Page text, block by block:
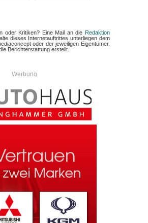
oder Kritiken? Eine Mail an die Redaktion
dieses Internetauftrittes unterliegen dem
oder der jeweiligen Eigentümer.
Berichterstattung erstellt.
Werbung